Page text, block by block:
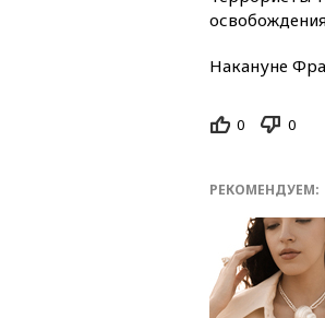
Накануне
0 0
РЕКОМЕНДУЕМ: